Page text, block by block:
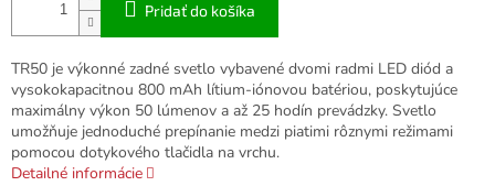
Pridať do košíka
TR50 je výkonné zadné svetlo vybavené dvomi radmi LED diód a
vysokokapacitnou 800 mAh lítium-iónovou batériou, poskytujúce
maximálny výkon 50 lúmenov a až 25 hodín prevádzky. Svetlo
umožňuje jednoduché prepínanie medzi piatimi rôznymi režimami
pomocou dotykového tlačidla na vrchu.
Detailné informácie